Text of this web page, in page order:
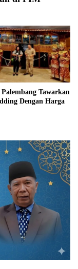
Tawarkan
Dengan Harga